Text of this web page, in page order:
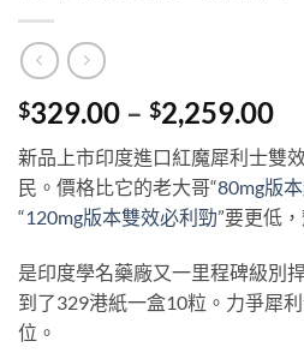
$329.00 – $2,259.00
新品上市印度進口紅魔犀利士雙
民。價格比它的老大哥“80mg版
“120mg版本雙效必利勁”要更低
是印度學名藥廠又一里程碑級別
到了329港紙一盒10粒。力爭犀
位。